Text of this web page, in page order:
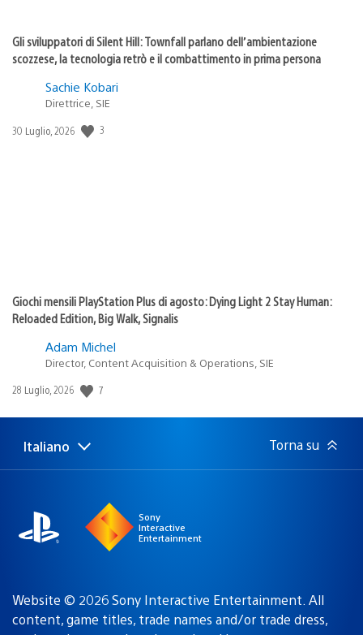
Gli sviluppatori di Silent Hill: Townfall parlano dell’ambientazione
scozzese, la tecnologia retrò e il combattimento in prima persona
Sachie Kobari
Direttrice, SIE
Data
30 Luglio, 2026 3
Giochi mensili PlayStation Plus di agosto: Dying Light 2 Stay Human:
Reloaded Edition, Big Walk, Signalis
Adam Michel
Director, Content Acquisition & Operations, SIE
Data
pubblicazione:
28 Luglio, 2026 7
Seleziona
una
Regione
attuale:
Italiano Torna su
Sony
Interactive
Entertainment
Website © 2026 Sony Interactive Entertainment. All
content, game titles, trade names and/or trade dress,